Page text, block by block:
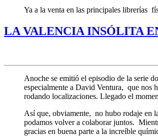
Ya a la venta en las principales librerías
LA VALENCIA INSÓLITA
Anoche se emitió el episodio de la serie
especialmente a David Ventura, que nos
rodando localizaciones. Llegado el
Así que, obviamente, no hubo rodaje en
podamos volver a colaborar juntos.
gracias en buena parte a la increíble